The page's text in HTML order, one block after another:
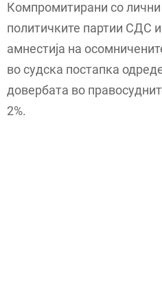
Компромитирани со лични
политичките партии СДС
амнестија на
во судска постапка
довербата во
2%.